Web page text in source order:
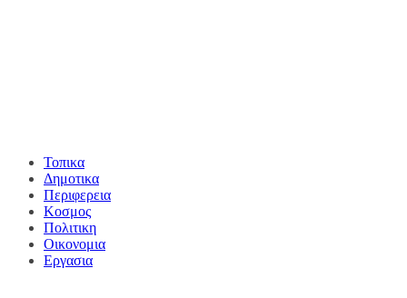
Τοπικα
Δημοτικα
Περιφερεια
Κοσμος
Πολιτικη
Οικονομια
Εργασια